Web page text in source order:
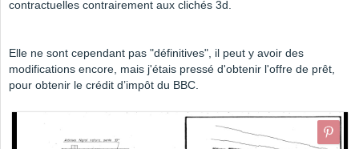
contractuelles contrairement aux clichés 3d.
Elle ne sont cependant pas "définitives", il peut y avoir des
modifications encore, mais j'étais pressé d'obtenir l'offre de prêt,
pour obtenir le crédit d’impôt du BBC.